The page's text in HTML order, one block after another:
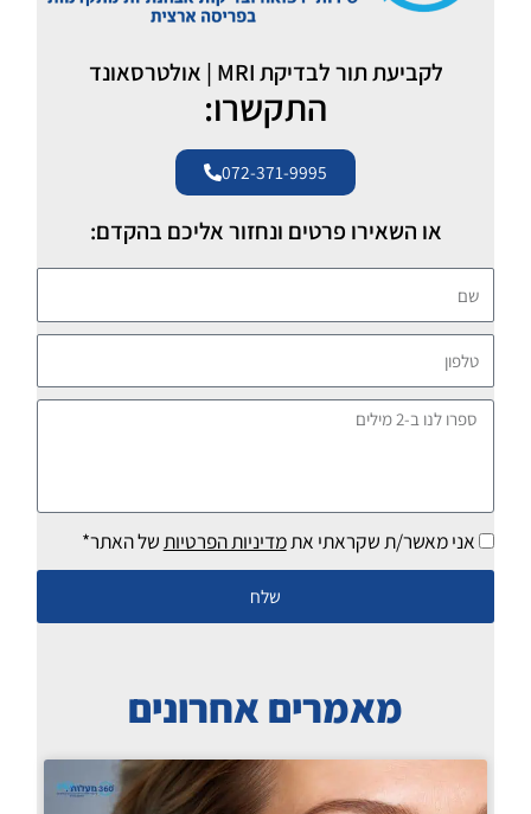
לקביעת תור לבדיקת MRI | אולטרסאונד
התקשרו:
072-371-9995
או השאירו פרטים ונחזור אליכם בהקדם:
טלפון
ספרו
מילים
אני מאשר/ת שקראתי אתמדיניות הפרטיותשל האתר*
שלח
מאמרים אחרונים